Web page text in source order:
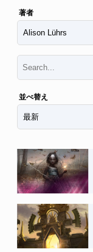
著者
並べ替え